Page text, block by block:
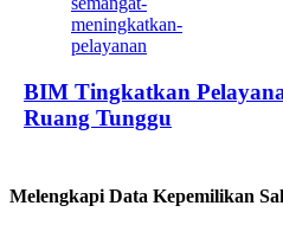
BIM Tingkatkan
Ruang Tunggu
Melengkapi Data Kepemilikan